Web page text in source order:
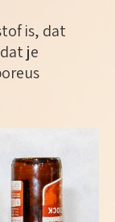
is, dat
je